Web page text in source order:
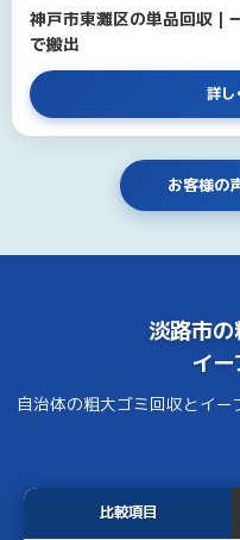
神戸市東灘区の単品回収｜
で搬出
詳し
お客様の
淡路市の
イ
自治体の粗大ゴミ回収とイ
比較項目